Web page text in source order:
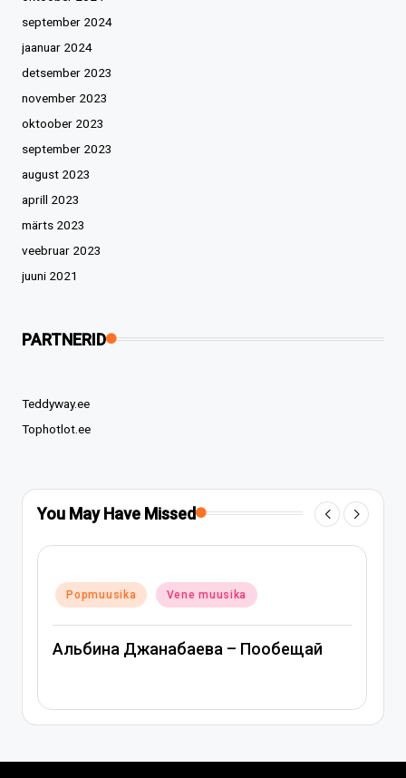
september 2024
jaanuar 2024
detsember 2023
november 2023
oktoober 2023
september 2023
august 2023
aprill 2023
märts 2023
veebruar 2023
juuni 2021
PARTNERID
Teddyway.ee
Tophotlot.ee
You May Have Missed
Posted
in
Popmuusika Vene muusika
Альбина Джанабаева – Пообещай